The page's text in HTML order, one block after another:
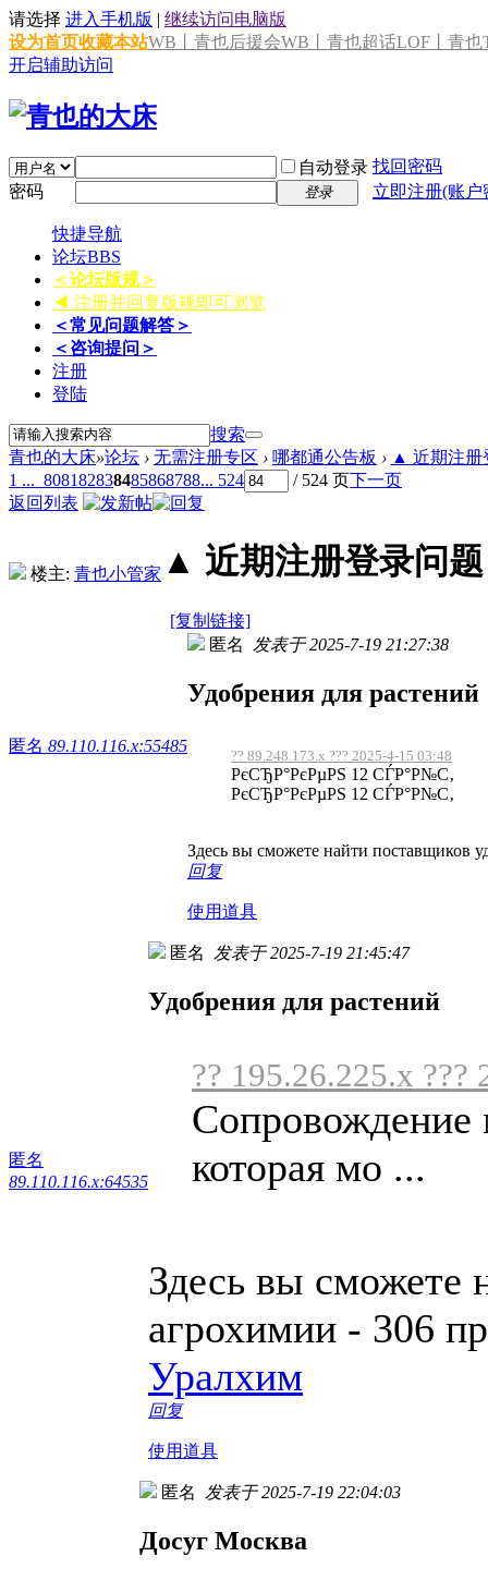
请选择 进入手机版 | 继续访问电脑版
设为首页收藏本站WB丨青也后援会WB丨青也超话LOF丨青也
开启辅助访问
自动登录 找回密码
密码
登录 立即注册(账
快捷导航
论坛BBS
＜论坛版规＞
◀ 注册并回复版规即可浏览
＜常见问题解答＞
＜咨询提问＞
注册
登陆
搜索
青也的大床»论坛 › 无需注册专区 › 哪都通公告板 › ▲ 近期注册
1 ... 808182838485868788... 524 / 524 页下一页
返回列表
楼主: 青也小管家 ▲ 近期注册登录问题
[复制链接]
匿名 89.110.116.x:55485
匿名 发表于 2025-7-19 21:27:38
Удобрения для растений
?? 89.248.173.x ??? 2025-4-15 03:48
РєСЂР°РєРµРЅ 12 СЃР°Р№С‚
РєСЂР°РєРµРЅ 12 СЃР°Р№С‚
Здесь вы сможете найти поставщиков
回复
使用道具
匿名
89.110.116.x:64535
匿名 发表于 2025-7-19 21:45:47
Удобрения для растений
?? 195.26.225.x ???
Сопровождение
которая мо ...
Здесь вы сможете
агрохимии - 306
Уралхим
回复
使用道具
匿名 发表于 2025-7-19 22:04:03
Досуг Москва